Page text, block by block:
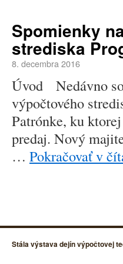
Spomienky
strediska
8. decembra 2016
Úvod Nedávno
výpočtového
Patrónke, ku
predaj. Nový
… Pokračovať v
Stála výstava dejín výpočtovej